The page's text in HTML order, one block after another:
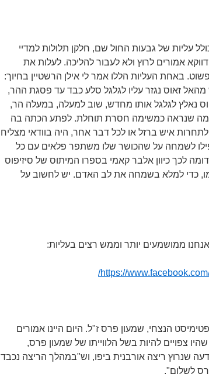
עליות של גבעות החול שם, חלקן תלולות למדיי
אמורים לרוץ ולא לעבור להליכה. לעלות את
באחת העליות הללו אמר לי אילן הרשטיין בחיוך:
מהאל זאוס נגזר עליו לגלגל סלע כבד עד פסגת ההר,
נאלץ לגלגל אותו מחדש, שוב למעלה, במעלה הר,
במה שנראה כמשימה חסרת תוחלת. לפתע הכתה בה
איש ברזל או לכל דבר אחר, היה בוודאי מצליח
לשמחה על שהכושר שלו משתפר פלאים עם כל
לכך כיוון אלבר קאמי בספרו המיתוס של סיזיפוס
כדי למלא בשמחה את לב האדם. יש לחשוב על
ממושמעים יותר וממש רצים בעליות:
https://
הנצחי, שמעון פרס ז"ל. היום היינו אמורים
צפויים להיות בשל הלווייתו של שמעון פרס,
שנרוץ ריצה אורבנית ביפו, וש"במהלך הריצה נכבד
לשלום".